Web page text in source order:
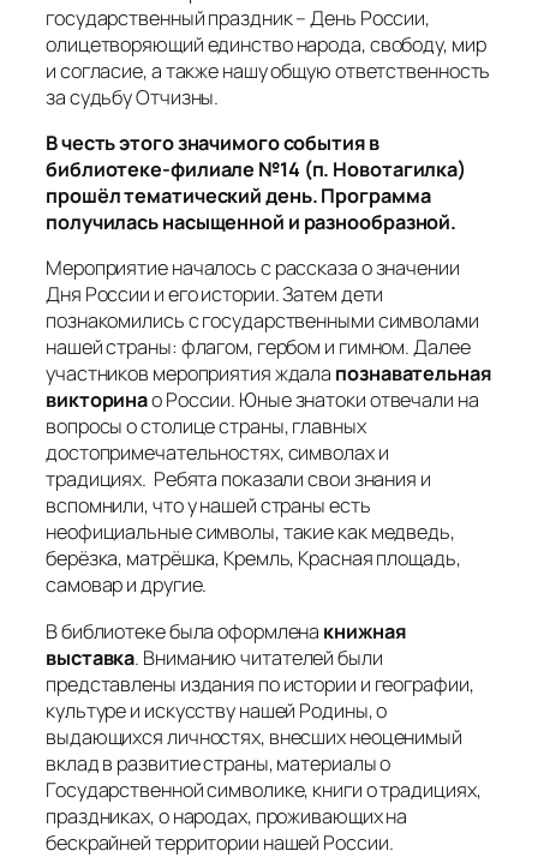
государственный праздник – День России,
олицетворяющий единство народа, свободу, мир
и согласие, а также нашу общую ответственность
за судьбу Отчизны.
В честь этого значимого события в
библиотеке-филиале №14 (п. Новотагилка)
прошёл тематический день. Программа
получилась насыщенной и разнообразной.
Мероприятие началось с рассказа о значении
Дня России и его истории. Затем дети
познакомились с государственными символами
нашей страны: флагом, гербом и гимном. Далее
участников мероприятия ждала познавательная
викторинао России. Юные знатоки отвечали на
вопросы о столице страны, главных
достопримечательностях, символах и
традициях. Ребята показали свои знания и
вспомнили, что у нашей страны есть
неофициальные символы, такие как медведь,
берёзка, матрёшка, Кремль, Красная площадь,
самовар и другие.
В библиотеке была оформлена книжная
выставка. Вниманию читателей были
представлены издания по истории и географии,
культуре и искусству нашей Родины, о
выдающихся личностях, внесших неоценимый
вклад в развитие страны, материалы о
Государственной символике, книги о традициях,
праздниках, о народах, проживающих на
бескрайней территории нашей России.